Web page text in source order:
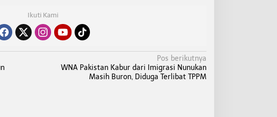
Ikuti Kami
Pos berikutnya
WNA Pakistan Kabur dari Imigrasi Nunukan
Masih Buron, Diduga Terlibat TPPM